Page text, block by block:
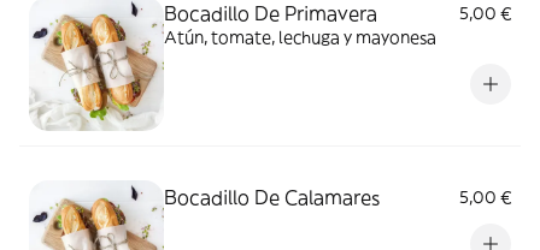
Bocadillo De Primavera
5,00 €
Atún, tomate, lechuga y mayonesa
Bocadillo De Calamares 5,00 €